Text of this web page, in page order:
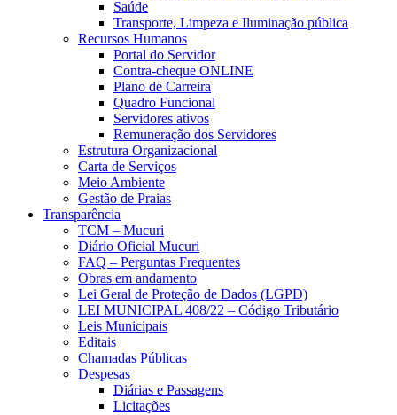
Saúde
Transporte, Limpeza e Iluminação pública
Recursos Humanos
Portal do Servidor
Contra-cheque ONLINE
Plano de Carreira
Quadro Funcional
Servidores ativos
Remuneração dos Servidores
Estrutura Organizacional
Carta de Serviços
Meio Ambiente
Gestão de Praias
Transparência
TCM – Mucuri
Diário Oficial Mucuri
FAQ – Perguntas Frequentes
Obras em andamento
Lei Geral de Proteção de Dados (LGPD)
LEI MUNICIPAL 408/22 – Código Tributário
Leis Municipais
Editais
Chamadas Públicas
Despesas
Diárias e Passagens
Licitações